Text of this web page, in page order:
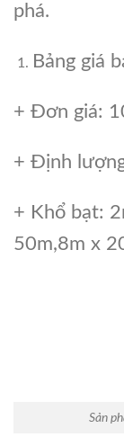
phá.
Bảng giá
+ Đơn giá:
+ Định
+ Khổ bạt:
50m,8m x
Sản